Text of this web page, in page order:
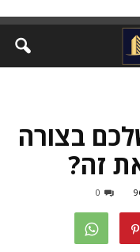
בצורה
זה?
0